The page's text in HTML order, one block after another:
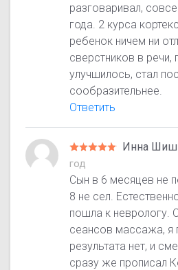
разговаривал,
года. 2 курса
ребенок ничем ни
сверстников в
улучшилось, стал
сообразительнее.
Ответить
Инна
год
Сын в 6 месяцев не
8 не сел.
пошла к неврологу.
сеансов массажа, я
результата нет, и
сразу же прописал